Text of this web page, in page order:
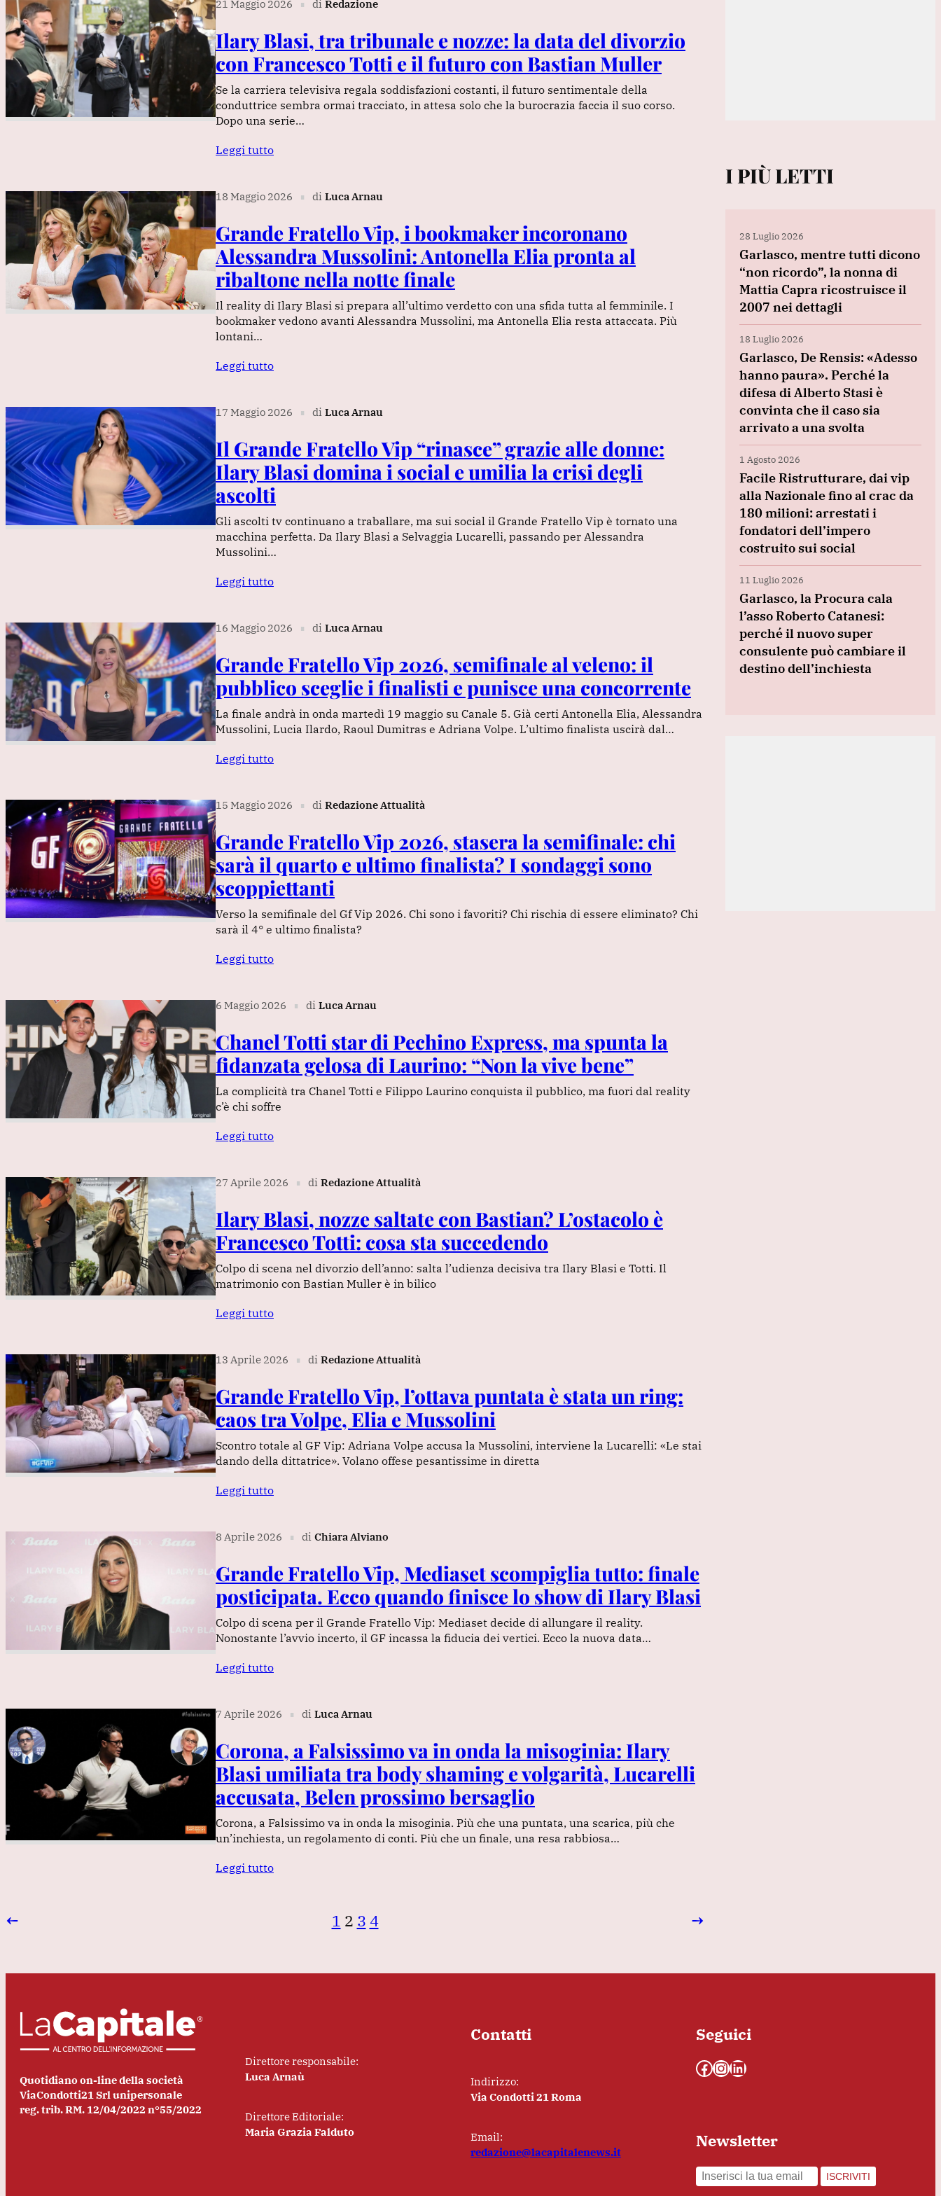
21 Maggio 2026 ∎ di Redazione
Ilary Blasi, tra tribunale e nozze: la data del divorzio
con Francesco Totti e il futuro con Bastian Muller
Se la carriera televisiva regala soddisfazioni costanti, il futuro sentimentale della
conduttrice sembra ormai tracciato, in attesa solo che la burocrazia faccia il suo corso.
Dopo una serie…
Leggi tutto
18 Maggio 2026 ∎ di Luca Arnau
Grande Fratello Vip, i bookmaker incoronano
Alessandra Mussolini: Antonella Elia pronta al
ribaltone nella notte finale
Il reality di Ilary Blasi si prepara all’ultimo verdetto con una sfida tutta al femminile. I
bookmaker vedono avanti Alessandra Mussolini, ma Antonella Elia resta attaccata. Più
lontani…
Leggi tutto
17 Maggio 2026 ∎ di Luca Arnau
Il Grande Fratello Vip “rinasce” grazie alle donne:
Ilary Blasi domina i social e umilia la crisi degli
ascolti
Gli ascolti tv continuano a traballare, ma sui social il Grande Fratello Vip è tornato una
macchina perfetta. Da Ilary Blasi a Selvaggia Lucarelli, passando per Alessandra
Mussolini…
Leggi tutto
16 Maggio 2026 ∎ di Luca Arnau
Grande Fratello Vip 2026, semifinale al veleno: il
pubblico sceglie i finalisti e punisce una concorrente
La finale andrà in onda martedì 19 maggio su Canale 5. Già certi Antonella Elia, Alessandra
Mussolini, Lucia Ilardo, Raoul Dumitras e Adriana Volpe. L’ultimo finalista uscirà dal…
Leggi tutto
15 Maggio 2026 ∎ di Redazione Attualità
Grande Fratello Vip 2026, stasera la semifinale: chi
sarà il quarto e ultimo finalista? I sondaggi sono
scoppiettanti
Verso la semifinale del Gf Vip 2026. Chi sono i favoriti? Chi rischia di essere eliminato? Chi
sarà il 4° e ultimo finalista?
Leggi tutto
6 Maggio 2026 ∎ di Luca Arnau
Chanel Totti star di Pechino Express, ma spunta la
fidanzata gelosa di Laurino: “Non la vive bene”
La complicità tra Chanel Totti e Filippo Laurino conquista il pubblico, ma fuori dal reality
c’è chi soffre
Leggi tutto
27 Aprile 2026 ∎ di Redazione Attualità
Ilary Blasi, nozze saltate con Bastian? L’ostacolo è
Francesco Totti: cosa sta succedendo
Colpo di scena nel divorzio dell’anno: salta l’udienza decisiva tra Ilary Blasi e Totti. Il
matrimonio con Bastian Muller è in bilico
Leggi tutto
13 Aprile 2026 ∎ di Redazione Attualità
Grande Fratello Vip, l’ottava puntata è stata un ring:
caos tra Volpe, Elia e Mussolini
Scontro totale al GF Vip: Adriana Volpe accusa la Mussolini, interviene la Lucarelli: «Le stai
dando della dittatrice». Volano offese pesantissime in diretta
Leggi tutto
8 Aprile 2026 ∎ di Chiara Alviano
Grande Fratello Vip, Mediaset scompiglia tutto: finale
posticipata. Ecco quando finisce lo show di Ilary Blasi
Colpo di scena per il Grande Fratello Vip: Mediaset decide di allungare il reality.
Nonostante l’avvio incerto, il GF incassa la fiducia dei vertici. Ecco la nuova data…
Leggi tutto
7 Aprile 2026 ∎ di Luca Arnau
Corona, a Falsissimo va in onda la misoginia: Ilary
Blasi umiliata tra body shaming e volgarità, Lucarelli
accusata, Belen prossimo bersaglio
Corona, a Falsissimo va in onda la misoginia. Più che una puntata, una scarica, più che
un’inchiesta, un regolamento di conti. Più che un finale, una resa rabbiosa…
Leggi tutto
← 1 2 3 4 →
I PIÙ LETTI
28 Luglio 2026
Garlasco, mentre tutti dicono
“non ricordo”, la nonna di
Mattia Capra ricostruisce il
2007 nei dettagli
18 Luglio 2026
Garlasco, De Rensis: «Adesso
hanno paura». Perché la
difesa di Alberto Stasi è
convinta che il caso sia
arrivato a una svolta
1 Agosto 2026
Facile Ristrutturare, dai vip
alla Nazionale fino al crac da
180 milioni: arrestati i
fondatori dell’impero
costruito sui social
11 Luglio 2026
Garlasco, la Procura cala
l’asso Roberto Catanesi:
perché il nuovo super
consulente può cambiare il
destino dell’inchiesta
Quotidiano on-line della società
ViaCondotti21 Srl unipersonale
reg. trib. RM. 12/04/2022 n°55/2022
Direttore responsabile:
Luca Arnaù
Direttore Editoriale:
Maria Grazia Falduto
Contatti
Indirizzo:
Via Condotti 21 Roma
Email:
redazione@lacapitalenews.it
Seguici
Facebook InstagramLinkedIn
Newsletter
ISCRIVITI